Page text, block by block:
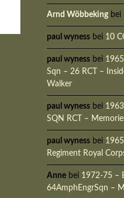
Arnd Wöbbekingbei
paul wyness bei 10
paul wyness bei
Sqn – 26 RCT –
Walker
paul wyness bei
SQN RCT –
paul wyness bei
Regiment Royal
Anne bei 1972-75 –
64AmphEngrSqn –